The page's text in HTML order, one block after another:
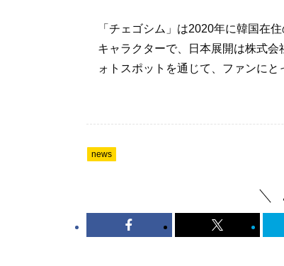
「チェゴシム」は2020年に韓国在
キャラクターで、日本展開は株式
ォトスポットを通じて、ファンにと
news